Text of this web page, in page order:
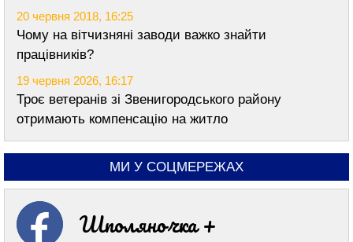
20 червня 2018, 16:25
Чому на вітчизняні заводи важко знайти
працівників?
19 червня 2026, 16:17
Троє ветеранів зі Звенигородського району
отримають компенсацію на житло
МИ У СОЦМЕРЕЖАХ
Шполяночка +